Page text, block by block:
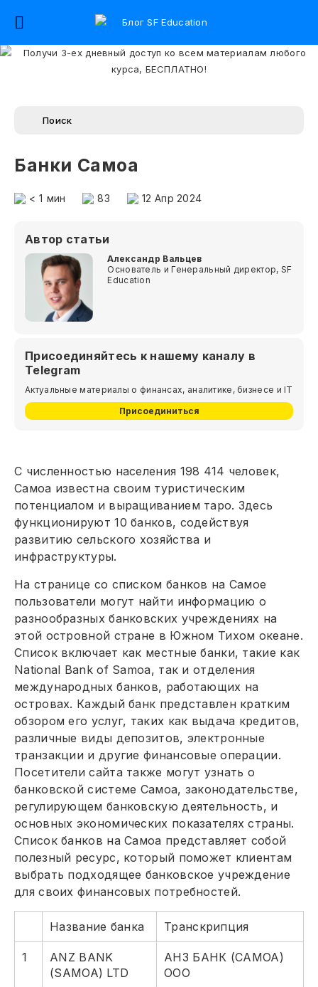
Банки Самоа
< 1 мин 83 12 Апр 2024
Автор статьи
Александр Вальцев
Основатель и Генеральный директор, SF
Education
Присоединяйтесь к нашему каналу в
Telegram
Актуальные материалы о финансах, аналитике, бизнесе и IT
Присоединиться
С численностью населения 198 414 человек,
Самоа известна своим туристическим
потенциалом и выращиванием таро. Здесь
функционируют 10 банков, содействуя
развитию сельского хозяйства и
инфраструктуры.
На странице со списком банков на Самое
пользователи могут найти информацию о
разнообразных банковских учреждениях на
этой островной стране в Южном Тихом океане.
Список включает как местные банки, такие как
National Bank of Samoa, так и отделения
международных банков, работающих на
островах. Каждый банк представлен кратким
обзором его услуг, таких как выдача кредитов,
различные виды депозитов, электронные
транзакции и другие финансовые операции.
Посетители сайта также могут узнать о
банковской системе Самоа, законодательстве,
регулирующем банковскую деятельность, и
основных экономических показателях страны.
Список банков на Самоа представляет собой
полезный ресурс, который поможет клиентам
выбрать подходящее банковское учреждение
для своих финансовых потребностей.
Название банка Транскрипция
1
ANZ BANK
(SAMOA) LTD
АНЗ БАНК (САМОА)
ООО